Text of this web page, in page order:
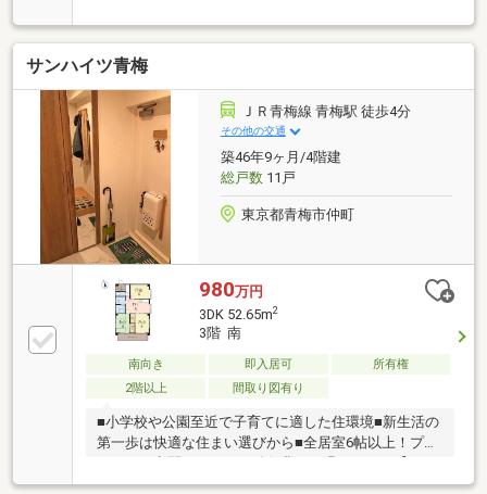
サンハイツ青梅
ＪＲ青梅線 青梅駅 徒歩4分
その他の交通
築46年9ヶ月/4階建
総戸数11戸
東京都青梅市仲町
980万円
3DK 52.65m2
3階 南
南向き 即入居可
所有権
2階以上
間取り図有り
■小学校や公園至近で子育てに適した住環境■新生活の
第一歩は快適な住まい選びから■全居室6帖以上！プラ
テリア】と【エクステリア】カーポートや楽しめる